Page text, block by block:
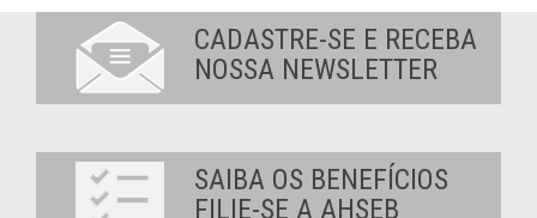
CADASTRE-SE E RECEBA
NOSSA NEWSLETTER
SAIBA OS BENEFÍCIOS
FILIE-SE A AHSEB